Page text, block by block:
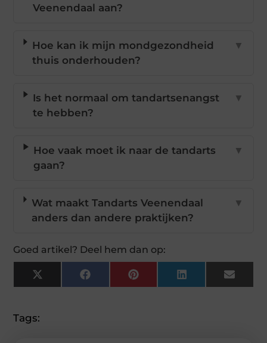
Veenendaal aan?
Hoe kan ik mijn mondgezondheid
thuis onderhouden?
▼
Is het normaal om tandartsenangst
te hebben?
▼
Hoe vaak moet ik naar de tandarts
gaan?
▼
Wat maakt Tandarts Veenendaal
anders dan andere praktijken?
▼
Goed artikel? Deel hem dan op:
X
(Twitter)
FacebookPinterestLinkedInEmail
Tags: